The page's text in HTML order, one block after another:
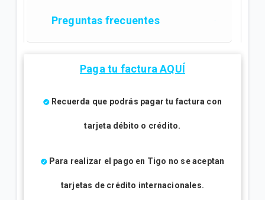
Preguntas frecuentes
Paga tu factura AQUÍ
Recuerda que podrás pagar tu factura con
tarjeta débito o crédito.
Para realizar el pago en Tigo no se aceptan
tarjetas de crédito internacionales.